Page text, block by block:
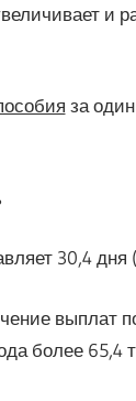
за
30,4
выплат
более 65,4